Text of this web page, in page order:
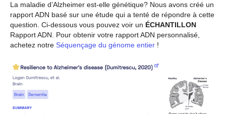
La maladie d’Alzheimer est-elle génétique? Nous avons créé un
rapport ADN basé sur une étude qui a tenté de répondre à cette
question. Ci-dessous vous pouvez voir un ÉCHANTILLON
Rapport ADN. Pour obtenir votre rapport ADN personnalisé,
achetez notre Séquençage du génome entier !